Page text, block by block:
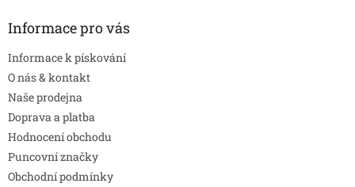
Informace pro vás
Informace k pískování
O nás & kontakt
Naše prodejna
Doprava a platba
Hodnocení obchodu
Puncovní značky
Obchodní podmínky